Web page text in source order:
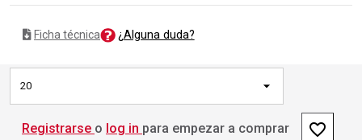
Ficha técnica ¿Alguna duda?
20
Registrarse o log in para empezar a comprar favorite_border